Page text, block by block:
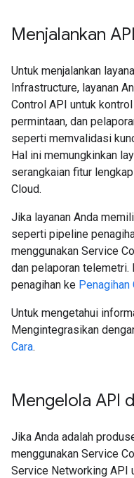
Menjalankan
Untuk menjalankan
Infrastructure, layanan
Control API untuk
permintaan, dan
seperti memvalidasi
Hal ini memungkinkan
serangkaian fitur
Cloud.
Jika layanan Anda
seperti pipeline
menggunakan Service
dan pelaporan
penagihan ke Penagihan
Untuk mengetahui
Mengintegrasikan
Cara.
Mengelola API
Jika Anda adalah
menggunakan Service
Service Networking API